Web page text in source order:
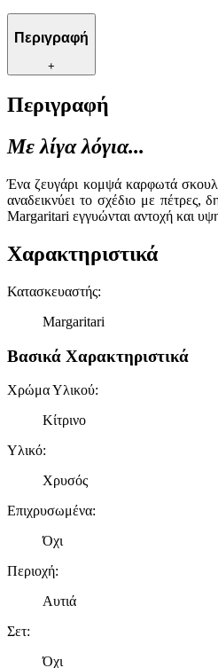
Περιγραφή
+
Περιγραφή
Με λίγα λόγια...
Ένα ζευγάρι κομψά καρφωτά
αναδεικνύει το σχέδιο με
Margaritari εγγυώνται αντοχή και
Χαρακτηριστικά
Κατασκευαστής:
Margaritari
Βασικά Χαρακτηριστικά
Χρώμα Υλικού:
Κίτρινο
Υλικό:
Χρυσός
Επιχρυσωμένα:
Όχι
Περιοχή:
Αυτιά
Σετ:
Όχι